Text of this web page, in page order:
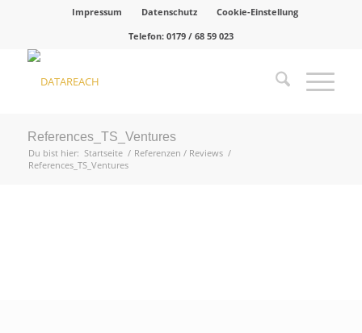
Impressum Datenschutz
Cookie-Einstellung
Telefon: 0179 / 68 59 023
References_TS_Ventures
Du bist hier: Startseite / Referenzen / Reviews /
References_TS_Ventures